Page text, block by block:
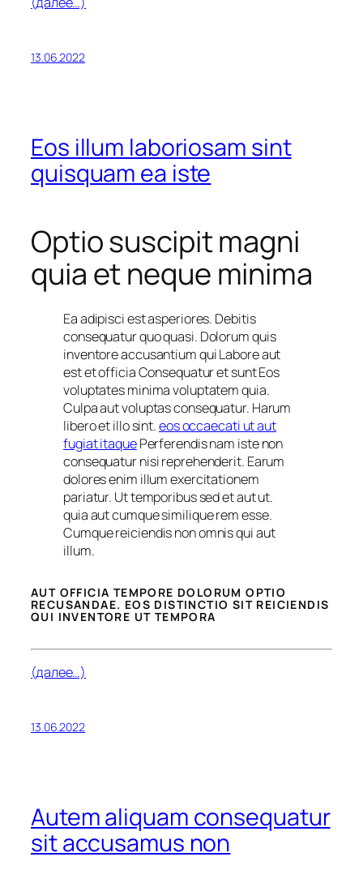
13.06.2022
Eos illum laboriosam sint
quisquam ea iste
Optio suscipit magni
quia et neque minima
Ea adipisci est asperiores. Debitis
consequatur quo quasi. Dolorum quis
inventore accusantium qui Labore aut
est et officia Consequatur et sunt Eos
voluptates minima voluptatem quia.
Culpa aut voluptas consequatur. Harum
libero et illo sint.eos occaecati ut aut
fugiat itaquePerferendis nam iste non
consequatur nisi reprehenderit. Earum
dolores enim illum exercitationem
pariatur. Ut temporibus sed et aut ut.
quia aut cumque similique rem esse.
Cumque reiciendis non omnis qui aut
illum.
AUT OFFICIA TEMPORE DOLORUM OPTIO
RECUSANDAE. EOS DISTINCTIO SIT REICIENDIS
QUI INVENTORE UT TEMPORA
(далее…)
13.06.2022
Autem aliquam consequatur
sit accusamus non